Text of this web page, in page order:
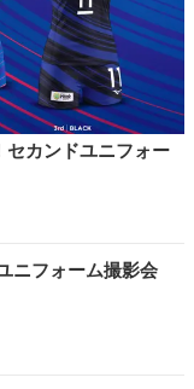
セカンドユニフォー
ニフォーム撮影会